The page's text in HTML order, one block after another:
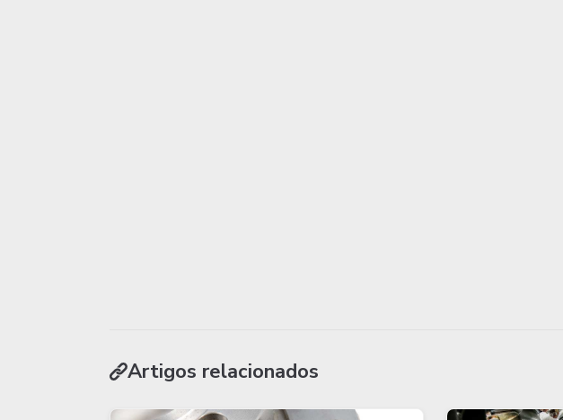
Artigos relacionados